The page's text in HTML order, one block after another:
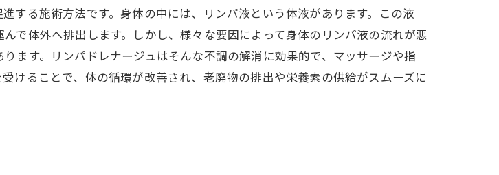
する施術方法です。身体の中には、リンパ液という体液があります。この液
で体外へ排出します。しかし、様々な要因によって身体のリンパ液の流れが悪
ます。リンパドレナージュはそんな不調の解消に効果的で、マッサージや指
けることで、体の循環が改善され、老廃物の排出や栄養素の供給がスムーズに